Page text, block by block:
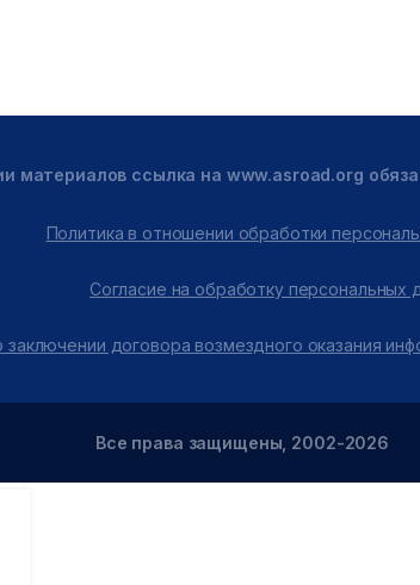
материалов ссылка на www.asroad.org
Политика в отношении обработки
Согласие на обработку персональных
договора возмездного оказания
Все права защищены, 2002-2026